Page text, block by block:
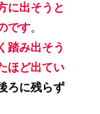
に出そうと
です。
踏み出そう
ほど出てい
ろに残らず